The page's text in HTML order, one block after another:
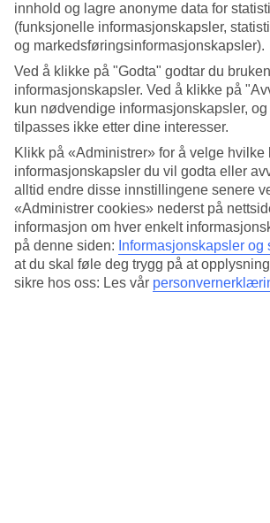
11/22
Vannfallene ved Krka
12/22
Vannfallet ved Krka
13/22
Dubrovnik
14/22
innhold og lagre anonyme data for
(funksjonelle informasjonskapsler,
og markedsføringsinformasjonskapsler).
Ved å klikke på "Godta" godtar du
informasjonskapsler. Ved å klikke på
kun nødvendige informasjonskapsler,
tilpasses ikke etter dine interesser.
Klikk på «Administrer» for å velge hvilke
informasjonskapsler du vil godta eller
alltid endre disse innstillingene senere
«Administrer cookies» nederst på
informasjon om hver enkelt
på denne siden: Informasjonskapsler og
at du skal føle deg trygg på at
sikre hos oss: Les vår